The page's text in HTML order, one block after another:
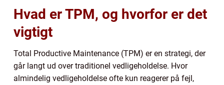
Hvad er TPM, og hvorfor er det
vigtigt
Total Productive Maintenance (TPM) er en strategi, der
går langt ud over traditionel vedligeholdelse. Hvor
almindelig vedligeholdelse ofte kun reagerer på fejl,